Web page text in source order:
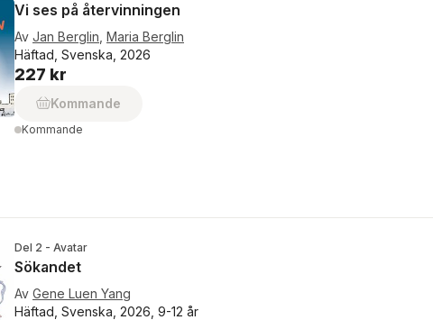
Vi ses på återvinningen
Av Jan Berglin Maria Berglin
Häftad, Svenska, 2026
227 kr
Kommande
Kommande
Del 2 - Avatar
Sökandet
Av Gene Luen Yang
Häftad, Svenska, 2026, 9-12 år